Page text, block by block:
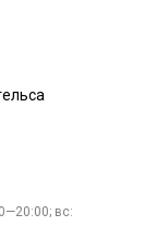
вс: